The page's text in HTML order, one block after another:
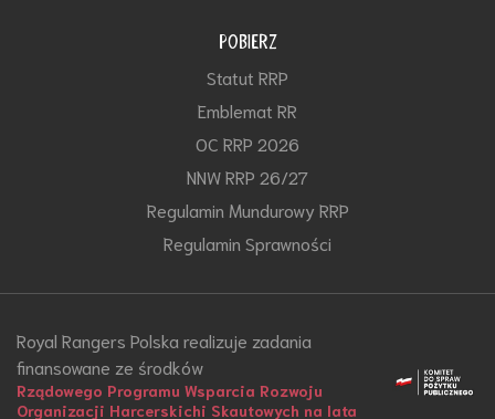
POBIERZ
Statut RRP
Emblemat RR
OC RRP 2026
NNW RRP 26/27
Regulamin Mundurowy RRP
Regulamin Sprawności
Royal Rangers Polska realizuje zadania
finansowane ze środków
Rządowego Programu Wsparcia Rozwoju
Organizacji Harcerskichi Skautowych na lata